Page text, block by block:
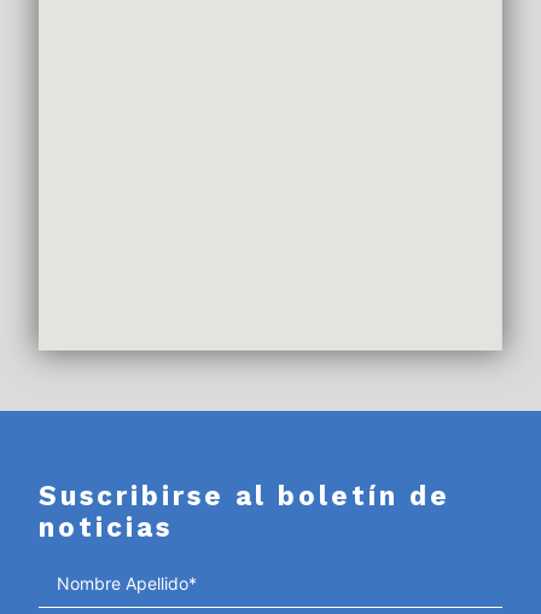
Suscribirse al boletín de
noticias